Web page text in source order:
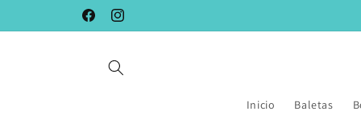
directamente
al contenido
FacebookInstagram
Inicio Baletas